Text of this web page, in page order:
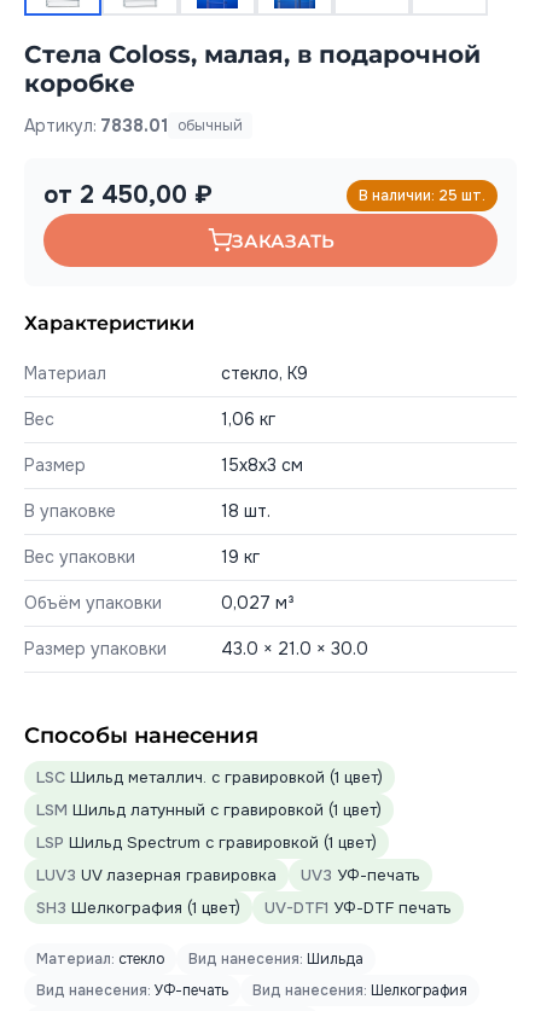
Стела Coloss, малая, в подарочной
коробке
Артикул: 7838.01 обычный
от 2 450,00 ₽ В наличии: 25 шт.
ЗАКАЗАТЬ
Характеристики
Материал стекло, К9
Вес 1,06 кг
Размер 15х8х3 см
В упаковке 18 шт.
Вес упаковки 19 кг
Объём упаковки 0,027 м³
Размер упаковки 43.0 × 21.0 × 30.0
Способы нанесения
LSC Шильд металлич. с гравировкой (1 цвет)
LSM Шильд латунный с гравировкой (1 цвет)
LSP Шильд Spectrum с гравировкой (1 цвет)
LUV3 UV лазерная гравировка UV3 УФ-печать
SH3 Шелкография (1 цвет) UV-DTF1 УФ-DTF печать
Материал: стекло Вид нанесения: Шильда
Вид нанесения: УФ-печать Вид нанесения: Шелкография